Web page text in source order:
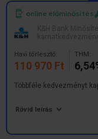
online előminősítés
Havi törlesztő:
110 970 Ft
THM:
Többféle kedvezményt
Rövid leírás